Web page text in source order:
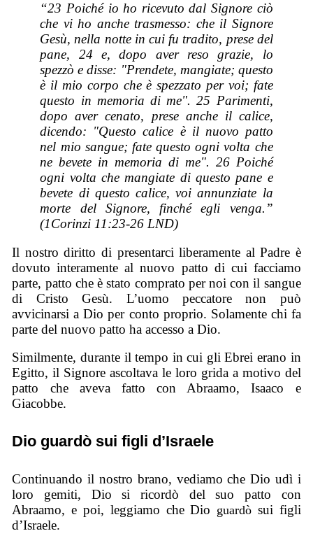
“23 Poiché io ho ricevuto dal Signore ciò
che vi ho anche trasmesso: che il Signore
Gesù, nella notte in cui fu tradito, prese del
pane, 24 e, dopo aver reso grazie, lo
spezzò e disse: "Prendete, mangiate; questo
è il mio corpo che è spezzato per voi; fate
questo in memoria di me". 25 Parimenti,
dopo aver cenato, prese anche il calice,
dicendo: "Questo calice è il nuovo patto
nel mio sangue; fate questo ogni volta che
ne bevete in memoria di me". 26 Poiché
ogni volta che mangiate di questo pane e
bevete di questo calice, voi annunziate la
morte del Signore, finché egli venga.”
(1Corinzi 11:23-26 LND)
Il nostro diritto di presentarci liberamente al Padre è
dovuto interamente al nuovo patto di cui facciamo
parte, patto che è stato comprato per noi con il sangue
di Cristo Gesù. L’uomo peccatore non può
avvicinarsi a Dio per conto proprio. Solamente chi fa
parte del nuovo patto ha accesso a Dio.
Similmente, durante il tempo in cui gli Ebrei erano in
Egitto, il Signore ascoltava le loro grida a motivo del
patto che aveva fatto con Abraamo, Isaaco e
Giacobbe.
Dio guardò sui figli d’Israele
Continuando il nostro brano, vediamo che Dio udì i
loro gemiti, Dio si ricordò del suo patto con
Abraamo, e poi, leggiamo che Dio guardò sui figli
d’Israele.